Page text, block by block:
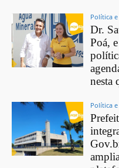
Política
Dr.
Poá,
nesta
Política